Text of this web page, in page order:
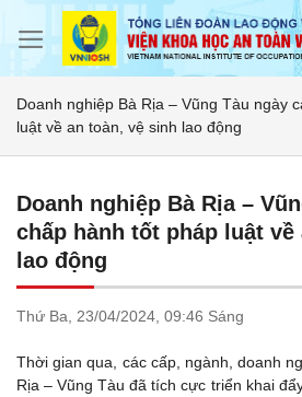
Doanh nghiệp Bà Rịa – Vũng Tàu ngày
luật về an toàn, vệ sinh lao động
Doanh nghiệp Bà Rịa –
chấp hành tốt pháp luật về
lao động
Thứ Ba, 23/04/2024, 09:46 Sáng
Thời gian qua, các cấp, ngành, doanh
Rịa – Vũng Tàu đã tích cực triển khai